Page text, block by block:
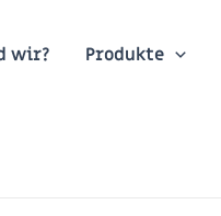
wir? Produkte